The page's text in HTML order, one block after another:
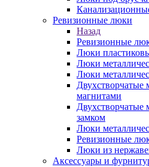
Ревизионные люки
Назад
Ревизионные
Люки
Люки
Люки
Двухстворчатые
магнитами
Двухстворчатые
замком
Люки
Ревизионные
Люки из
Аксессуары и